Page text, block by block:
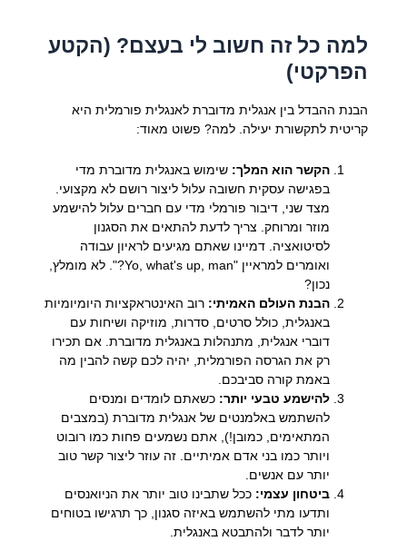
למה כל זה חשוב לי בעצם? (הקטע
הפרקטי)
הבנת ההבדל בין אנגלית מדוברת לאנגלית פורמלית היא
קריטית לתקשורת יעילה. למה? פשוט מאוד:
הקשר הוא המלך: שימוש באנגלית מדוברת מדי
בפגישה עסקית חשובה עלול ליצור רושם לא מקצועי.
מצד שני, דיבור פורמלי מדי עם חברים עלול להישמע
מוזר ומרוחק. צריך לדעת להתאים את הסגנון
לסיטואציה. דמיינו שאתם מגיעים לראיון עבודה
ואומרים למראיין "Yo, what's up, man?". לא מומלץ,
נכון?
הבנת העולם האמיתי: רוב האינטראקציות היומיומיות
באנגלית, כולל סרטים, סדרות, מוזיקה ושיחות עם
דוברי אנגלית, מתנהלות באנגלית מדוברת. אם תכירו
רק את הגרסה הפורמלית, יהיה לכם קשה להבין מה
באמת קורה סביבכם.
להישמע טבעי יותר: כשאתם לומדים ומנסים
להשתמש באלמנטים של אנגלית מדוברת (במצבים
המתאימים, כמובן!), אתם נשמעים פחות כמו רובוט
ויותר כמו בני אדם אמיתיים. זה עוזר ליצור קשר טוב
יותר עם אנשים.
ביטחון עצמי: ככל שתבינו טוב יותר את הניואנסים
ותדעו מתי להשתמש באיזה סגנון, כך תרגישו בטוחים
יותר לדבר ולהתבטא באנגלית.